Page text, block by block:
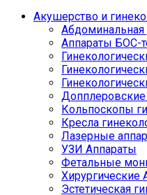
Акушерство и
Аппараты БОС-
Допплеровские
Кольпоскопы
Кресла
Лазерные
УЗИ Аппараты
Фетальные
Эстетическая